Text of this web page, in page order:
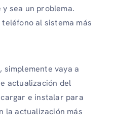
sea un problema.
al sistema más
simplemente vaya a
actualización del
e instalar para
la actualización más